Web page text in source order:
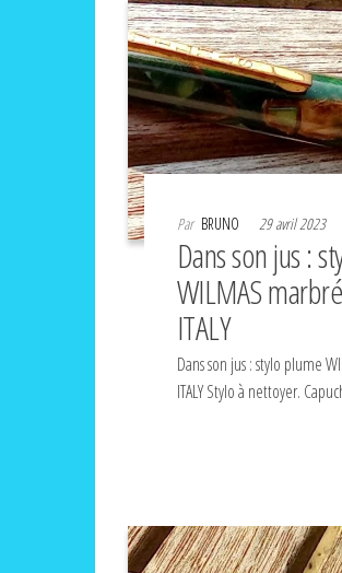
Par BRUNO 29 avril 2023
Dans son jus :
WILMAS
ITALY
Dans son jus : stylo plume
ITALY Stylo à nettoyer.